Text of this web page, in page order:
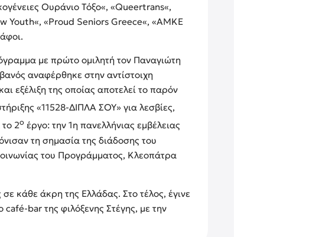
Ουράνιο Τόξο«, «Queertrans«,
Youth«, «Proud Seniors Greece«, «ΑΜΚΕ
με πρώτο ομιλητή τον Παναγιώτη
αναφέρθηκε στην αντίστοιχη
εξέλιξη της οποίας αποτελεί το παρόν
«11528-ΔΙΠΛΑ ΣΟΥ» για λεσβίες,
το 2ο έργο: την 1η πανελλήνιας εμβέλειας
τη σημασία της διάδοσης του
του Προγράμματος, Κλεοπάτρα
κάθε άκρη της Ελλάδας. Στο τέλος, έγινε
bar της φιλόξενης Στέγης, με την